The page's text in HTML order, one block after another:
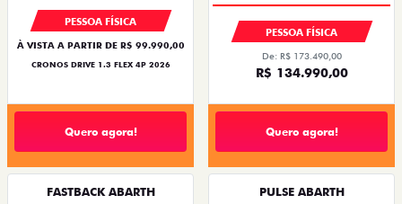
PESSOA FÍSICA
À VISTA A PARTIR DE R$ 99.990,00
CRONOS DRIVE 1.3 FLEX 4P 2026
Quero agora!
PESSOA FÍSICA
De: R$ 173.490,00
R$ 134.990,00
Quero agora!
FASTBACK ABARTH PULSE ABARTH